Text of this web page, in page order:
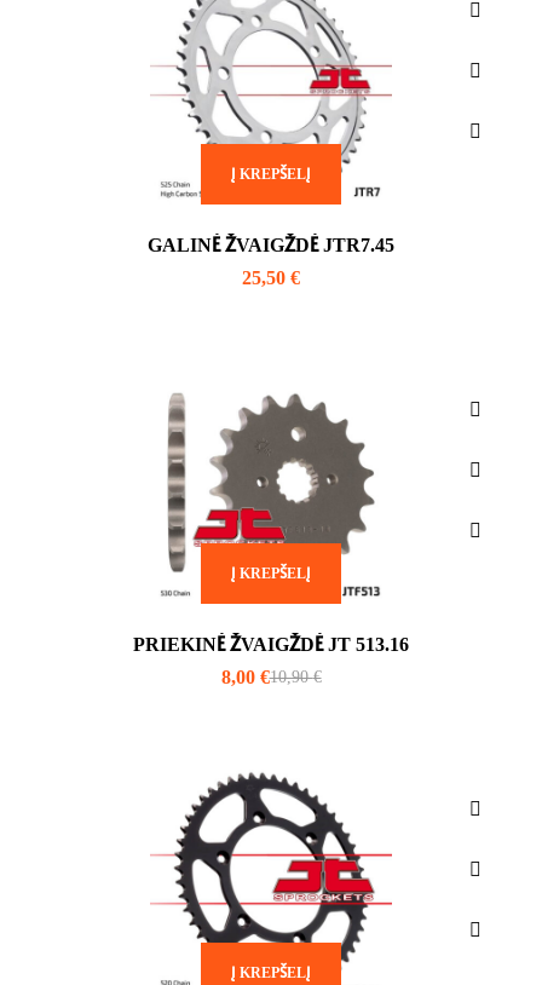
Į KREPŠELĮ
GALINĖ ŽVAIGŽDĖ JTR7.45
25,50 €
Į KREPŠELĮ
PRIEKINĖ ŽVAIGŽDĖ JT 513.16
10,90€
8,00 €
Į KREPŠELĮ